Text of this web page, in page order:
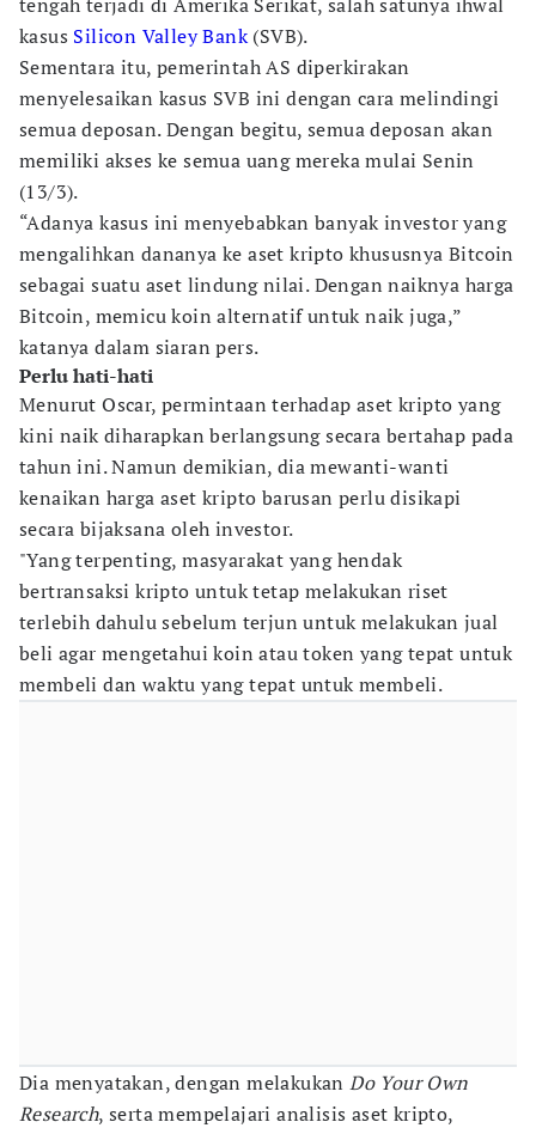
kasus Silicon Valley Bank(SVB).
Sementara itu, pemerintah AS diperkirakan
menyelesaikan kasus SVB ini dengan cara melindingi
semua deposan. Dengan begitu, semua deposan akan
memiliki akses ke semua uang mereka mulai Senin
(13/3).
“Adanya kasus ini menyebabkan banyak investor yang
mengalihkan dananya ke aset kripto khususnya Bitcoin
sebagai suatu aset lindung nilai. Dengan naiknya harga
Bitcoin, memicu koin alternatif untuk naik juga,”
katanya dalam siaran pers.
Perlu hati-hati
Menurut Oscar, permintaan terhadap aset kripto yang
kini naik diharapkan berlangsung secara bertahap pada
tahun ini. Namun demikian, dia mewanti-wanti
kenaikan harga aset kripto barusan perlu disikapi
secara bijaksana oleh investor.
"Yang terpenting, masyarakat yang hendak
bertransaksi kripto untuk tetap melakukan riset
terlebih dahulu sebelum terjun untuk melakukan jual
beli agar mengetahui koin atau token yang tepat untuk
membeli dan waktu yang tepat untuk membeli.
Dia menyatakan, dengan melakukanDo Your Own
Research, serta mempelajari analisis aset kripto,